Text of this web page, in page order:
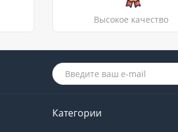
Высокое качество
Категории